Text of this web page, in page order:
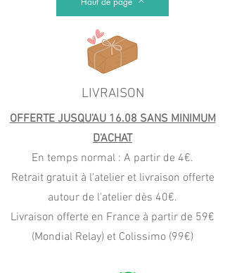
LIVRAISON
OFFERTE JUSQU'AU 16.08 SANS MINIMUM
D'ACHAT
En temps normal : A partir de 4€.
Retrait gratuit à l'atelier et livraison offerte
autour de l'atelier dès 40€.
Livraison offerte en France à partir de 59€
(Mondial Relay) et Colissimo (99€)